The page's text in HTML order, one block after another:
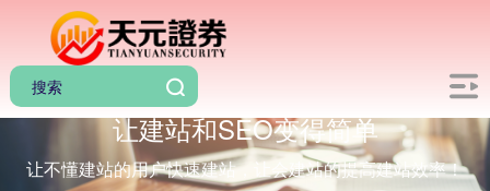
让建站和SEO变得简单
让不懂建站的用户快速建站，让会建站的提高建站效率！